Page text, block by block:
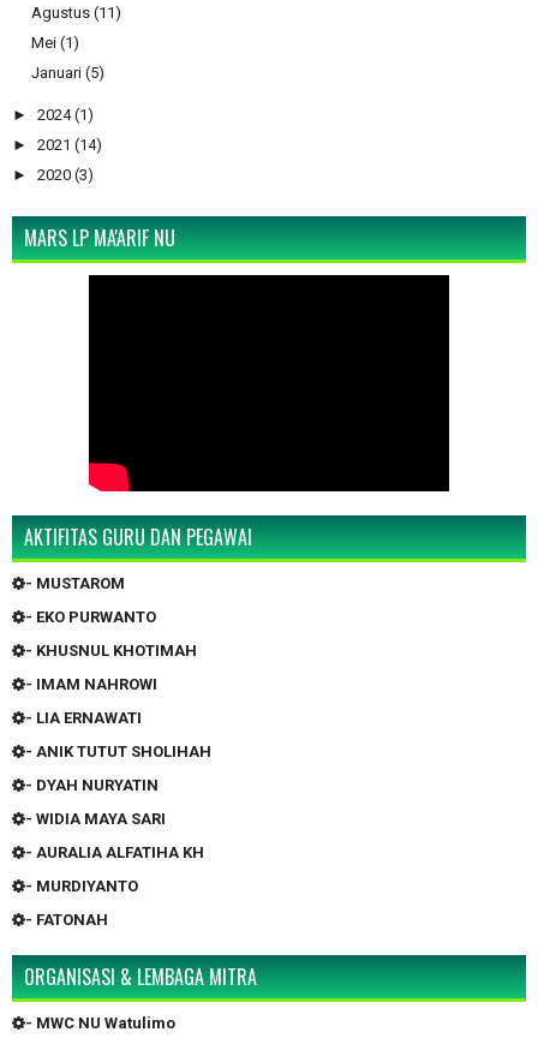
Agustus (11)
Mei (1)
Januari (5)
► 2024 (1)
► 2021 (14)
► 2020 (3)
MARS LP MA'ARIF NU
AKTIFITAS GURU DAN PEGAWAI
- MUSTAROM
- EKO PURWANTO
- KHUSNUL KHOTIMAH
- IMAM NAHROWI
- LIA ERNAWATI
- ANIK TUTUT SHOLIHAH
- DYAH NURYATIN
- WIDIA MAYA SARI
- AURALIA ALFATIHA KH
- MURDIYANTO
- FATONAH
ORGANISASI & LEMBAGA MITRA
- MWC NU Watulimo